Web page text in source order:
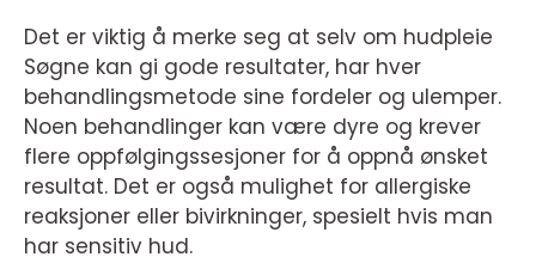
Det er viktig å merke seg at selv om hudpleie
Søgne kan gi gode resultater, har hver
behandlingsmetode sine fordeler og ulemper.
Noen behandlinger kan være dyre og krever
flere oppfølgingssesjoner for å oppnå ønsket
resultat. Det er også mulighet for allergiske
reaksjoner eller bivirkninger, spesielt hvis man
har sensitiv hud.